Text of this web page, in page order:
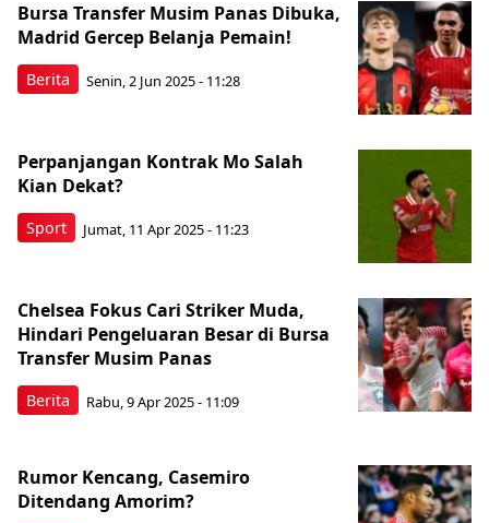
Berita
Bursa Transfer Musim Panas Dibuka,
Madrid Gercep Belanja Pemain!
Senin, 2 Jun 2025 - 11:28
Sport
Perpanjangan Kontrak Mo Salah
Kian Dekat?
Jumat, 11 Apr 2025 - 11:23
Berita
Chelsea Fokus Cari Striker Muda,
Hindari Pengeluaran Besar di Bursa
Transfer Musim Panas
Rabu, 9 Apr 2025 - 11:09
Rumor Kencang, Casemiro
Ditendang Amorim?